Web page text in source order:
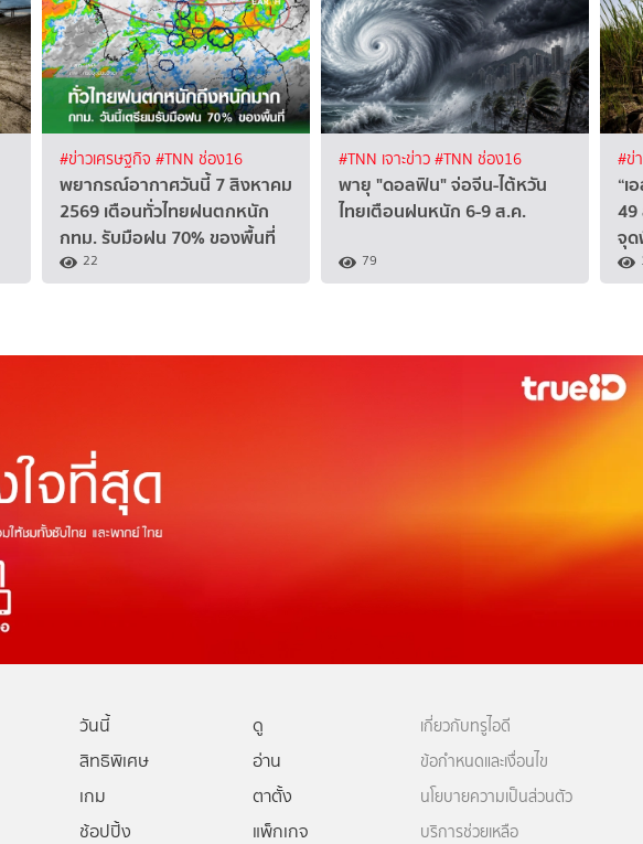
#ข่าวเศรษฐกิจ #TNN ช่อง16
พยากรณ์อากาศวันนี้ 7 สิงหาคม
2569 เตือนทั่วไทยฝนตกหนัก
กทม. รับมือฝน 70% ของพื้นที่
22
#TNN เจาะข่าว#TNN ช่อง16
พายุ "ดอลฟิน" จ่อจีน-ไต้หวัน
ไทยเตือนฝนหนัก 6-9 ส.ค.
79
#ข่
“เ
49
จุด
วันนี้
ดู
สิทธิพิเศษ
อ่าน
เกม
ตาตั้ง
ช้อปปิ้ง
แพ็กเกจ
เกี่ยวกับทรูไอดี
ข้อกำหนดและเงื่อนไข
นโยบายความเป็นส่วนตัว
บริการช่วยเหลือ